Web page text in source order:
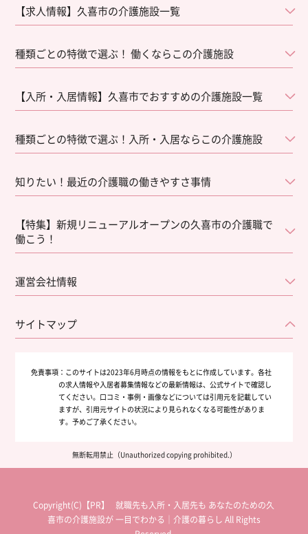
【求人情報】久喜市の介護施設一覧
種類ごとの特徴で選ぶ！ 働くならこの介護施設
【入所・入居情報】久喜市でおすすめの介護施設一覧
種類ごとの特徴で選ぶ！入所・入居ならこの介護施設
知りたい！最近の介護職の働きやすさ事情
【特集】新規リニューアルオープンの久喜市の介護職で
働こう！
運営会社情報
サイトマップ
免責事項： このサイトは2023年6月時点の情報をもとに作成しています。各社
の求人情報や入居者募集情報などの最新情報は、公式サイトで確認し
てください。口コミ・事例・画像などについては引用元を記載してい
ますが、引用元サイトの状況により見られなくなる可能性がありま
す。予めご了承ください。
無断転用禁止（Unauthorized copying prohibited.）
Copyright(C)【PR】
就職先も入所・入居先も あなたのための久
喜市の介護施設が 一目でわかる｜介護の暮らし All Rights